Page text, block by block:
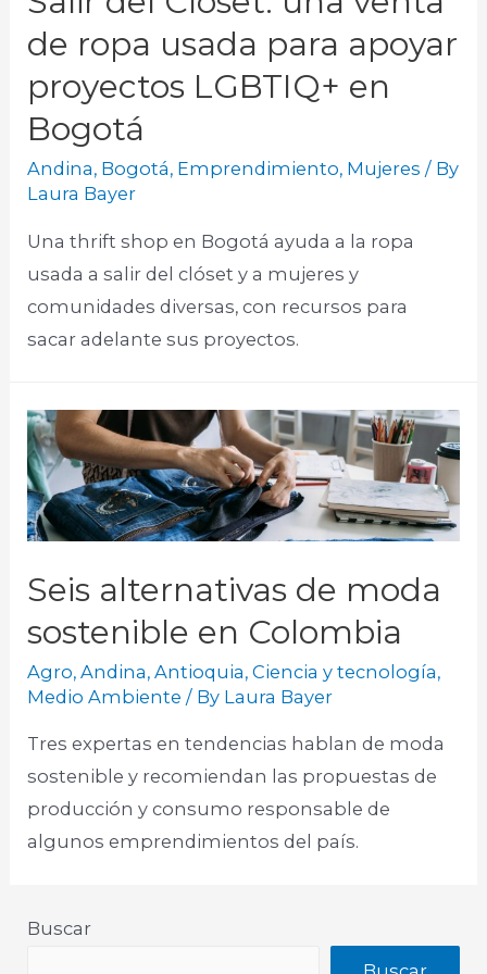
de ropa usada para apoyar
proyectos LGBTIQ+ en
Bogotá
Andina, Bogotá, Emprendimiento, Mujeres / By
Laura Bayer
Una thrift shop en Bogotá ayuda a la ropa
usada a salir del clóset y a mujeres y
comunidades diversas, con recursos para
sacar adelante sus proyectos.
Seis alternativas de moda
sostenible en Colombia
Agro,Andina,Antioquia,Ciencia y tecnología,
Medio Ambiente / By Laura Bayer
Tres expertas en tendencias hablan de moda
sostenible y recomiendan las propuestas de
producción y consumo responsable de
algunos emprendimientos del país.
Buscar